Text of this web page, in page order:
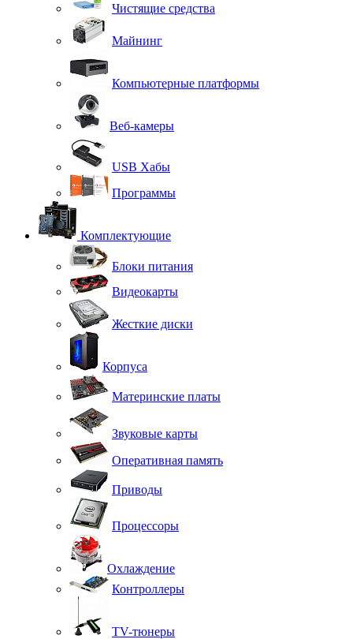
Чистящие средства
Майнинг
Компьютерные платформы
Веб-камеры
USB Хабы
Программы
Комплектующие
Блоки питания
Видеокарты
Жесткие диски
Корпуса
Материнские платы
Звуковые карты
Оперативная память
Приводы
Процессоры
Охлаждение
Контроллеры
TV-тюнеры